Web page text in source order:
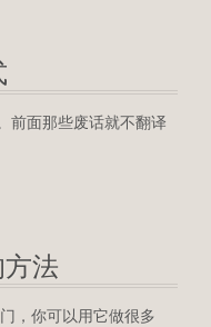
前面那些废话就不翻译
法
，你可以用它做很多